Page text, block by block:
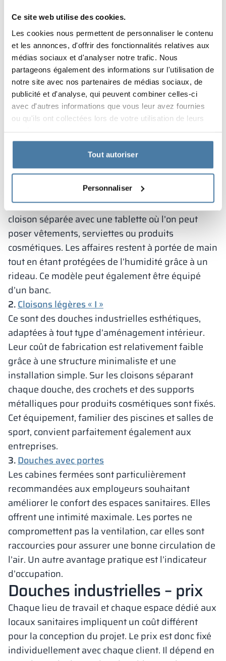
Ce site web utilise des cookies.
Les cookies nous permettent de personnaliser le contenu
et les annonces, d'offrir des fonctionnalités relatives aux
médias sociaux et d'analyser notre trafic. Nous
partageons également des informations sur l'utilisation de
notre site avec nos partenaires de médias sociaux, de
publicité et d'analyse, qui peuvent combiner celles-ci
avec d'autres informations que vous leur avez fournies
ou qu'ils ont collectées lors de votre utilisation de leurs
Tout autoriser
Personnaliser
obligatoire, et où l’employeur doit la fournir aux
salariés. Cela ne signifie pas toutefois que,
lorsque la loi ne l’exige pas, les cabines soient
superflues sur le lieu de travail. Pour beaucoup de
travailleurs, ce sera un confort supplémentaire,
apprécié notamment par ceux qui se déplacent à
vélo ou utilisent la salle de sport avant leur poste.
L’offre Alsanit propose des solutions
manière moderne les locaux sanitaires dans de
1.Cloisons « T » ou « F »
Les cabines de douche de ce type comptent parmi
les plus confortables. Elles disposent d’une
cloison séparée avec une tablette où l’on peut
poser vêtements, serviettes ou produits
cosmétiques. Les affaires restent à portée de main
tout en étant protégées de l’humidité grâce à un
rideau. Ce modèle peut également être équipé
d’un banc.
2.Cloisons légères « I »
Ce sont des douches industrielles esthétiques,
adaptées à tout type d’aménagement intérieur.
Leur coût de fabrication est relativement faible
grâce à une structure minimaliste et une
installation simple. Sur les cloisons séparant
chaque douche, des crochets et des supports
métalliques pour produits cosmétiques sont fixés.
Cet équipement, familier des piscines et salles de
sport, convient parfaitement également aux
entreprises.
3.Douches avec portes
Les cabines fermées sont particulièrement
recommandées aux employeurs souhaitant
améliorer le confort des espaces sanitaires. Elles
offrent une intimité maximale. Les portes ne
compromettent pas la ventilation, car elles sont
raccourcies pour assurer une bonne circulation de
l’air. Un autre avantage pratique est l’indicateur
d’occupation.
Douches industrielles – prix
Chaque lieu de travail et chaque espace dédié aux
locaux sanitaires impliquent un coût différent
pour la conception du projet. Le prix est donc fixé
individuellement avec chaque client. Il dépend en